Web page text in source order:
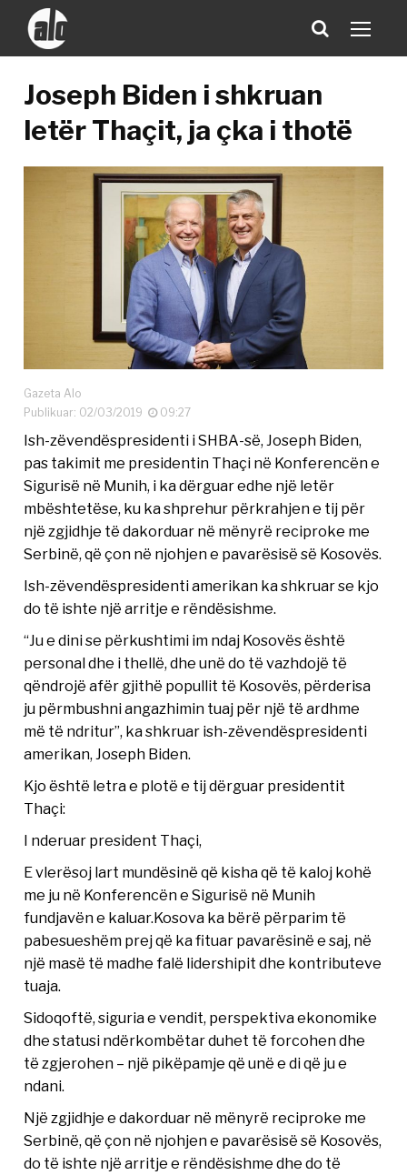
Joseph Biden i shkruan
letër Thaçit, ja çka i thotë
Gazeta Alo
Publikuar: 02/03/2019
09:27
Ish-zëvendëspresidenti i SHBA-së, Joseph Biden,
pas takimit me presidentin Thaçi në Konferencën e
Sigurisë në Munih, i ka dërguar edhe një letër
mbështetëse, ku ka shprehur përkrahjen e tij për
një zgjidhje të dakorduar në mënyrë reciproke me
Serbinë, që çon në njohjen e pavarësisë së Kosovës.
Ish-zëvendëspresidenti amerikan ka shkruar se kjo
do të ishte një arritje e rëndësishme.
“Ju e dini se përkushtimi im ndaj Kosovës është
personal dhe i thellë, dhe unë do të vazhdojë të
qëndrojë afër gjithë popullit të Kosovës, përderisa
ju përmbushni angazhimin tuaj për një të ardhme
më të ndritur”, ka shkruar ish-zëvendëspresidenti
amerikan, Joseph Biden.
Kjo është letra e plotë e tij dërguar presidentit
Thaçi:
I nderuar president Thaçi,
E vlerësoj lart mundësinë që kisha që të kaloj kohë
me ju në Konferencën e Sigurisë në Munih
fundjavën e kaluar.Kosova ka bërë përparim të
pabesueshëm prej që ka fituar pavarësinë e saj, në
një masë të madhe falë lidershipit dhe kontributeve
tuaja.
Sidoqoftë, siguria e vendit, perspektiva ekonomike
dhe statusi ndërkombëtar duhet të forcohen dhe
të zgjerohen – një pikëpamje që unë e di që ju e
ndani.
Një zgjidhje e dakorduar në mënyrë reciproke me
Serbinë, që çon në njohjen e pavarësisë së Kosovës,
do të ishte një arritje e rëndësishme dhe do të